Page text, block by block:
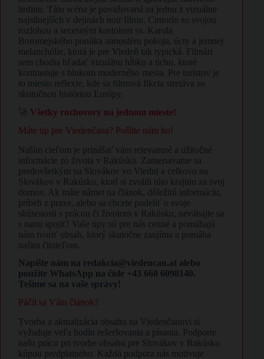
hrdinu. Táto scéna je považovaná za jednu z vizuálne
najsilnejších v dejinách noir filmu. Cintorín so svojou
rozlohou a secesným kostolom sv. Karola
Boromejského ponúka atmosféru pokoja, úcty a jemnej
melanchólie, ktorá je pre Viedeň tak typická. Filmári
sem chodia hľadať vizuálnu hĺbku a ticho, ktoré
kontrastuje s hlukom moderného mesta. Pre turistov je
to miesto reflexie, kde sa filmová fikcia stretáva so
skutočnou históriou Európy.
🚀 Všetky rozhovory na jednom mieste!
Máte tip pre Viedenčana? Pošlite nám ho!
Naším cieľom je prinášať vám relevantné a užitočné
informácie zo života v Rakúsku. Zameriavame sa
predovšetkým na Slovákov vo Viedni a celkovo na
Slovákov v Rakúsku, ktorí si zvolili túto krajinu za svoj
domov. Ak máte námet na článok, dôležitú informáciu,
príbeh z praxe, alebo sa chcete podeliť o svoje
skúsenosti s prácou či životom v Rakúsku, neváhajte sa
s nami spojiť! Vaše tipy sú pre nás cenné a pomáhajú
nám tvoriť obsah, ktorý skutočne zaujíma a pomáha
našim čitateľom.
Napíšte nám na redakcia@viedencan.at alebo
použite WhatsApp na čísle +43 660 6098140.
Tešíme sa na vaše správy!
Páčil sa Vám článok?
Tvorba a aktualizácia obsahu na Viedenčanovi si
vyžaduje veľa hodín rešeršovania a písania. Podporte
našu prácu pri tvorbe obsahu pre Slovákov v Rakúsku
kúpou predplatného. Každá podpora nás motivuje